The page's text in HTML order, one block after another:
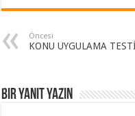
Öncesi
KONU UYGULAMA TESTİ
Bir yanıt yazın